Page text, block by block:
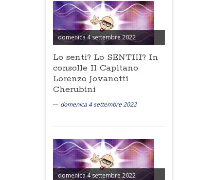
domenica 4 settembre 2022
Lo senti? Lo SENTIII? In
consolle Il Capitano
Lorenzo Jovanotti
Cherubini
domenica 4 settembre 2022
domenica 4 settembre 2022